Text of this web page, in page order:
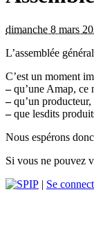
dimanche 8 mars
L’assemblée
C’est un moment
–qu’une Amap, ce
–qu’un producteur,
–que lesdits
Nous espérons
Si vous ne pouvez
| Se